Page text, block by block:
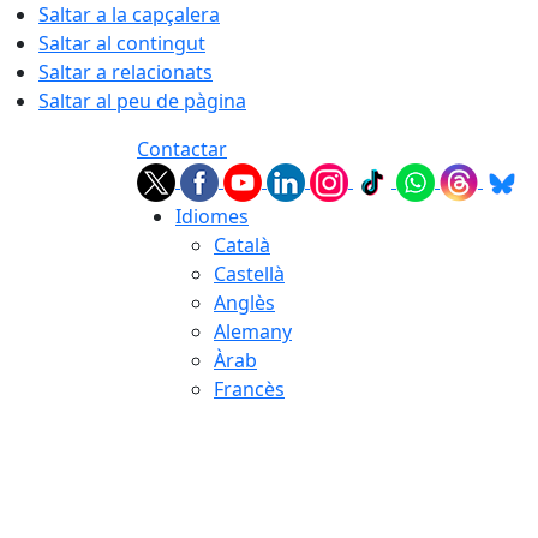
Saltar a la capçalera
Saltar al contingut
Saltar a relacionats
Saltar al peu de pàgina
Contactar
Idiomes
Català
Castellà
Anglès
Alemany
Àrab
Francès